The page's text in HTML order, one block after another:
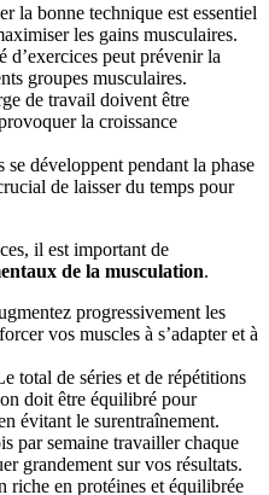
la bonne technique est essentiel
les gains musculaires.
d’exercices peut prévenir la
groupes musculaires.
de travail doivent être
la croissance
se développent pendant la phase
de laisser du temps pour
il est important de
de la musculation.
progressivement les
vos muscles à s’adapter et à
total de séries et de répétitions
doit être équilibré pour
évitant le surentraînement.
par semaine travailler chaque
grandement sur vos résultats.
riche en protéines et équilibrée